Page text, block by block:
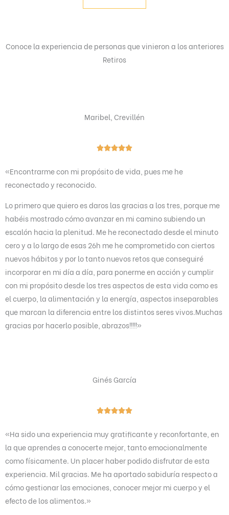
Conoce la experiencia de personas que vinieron a los anteriores
Retiros
Maribel, Crevillén
V
l
«Encontrarme con mi propósito de vida, pues me he
reconectado y reconocido.
Lo primero que quiero es daros las gracias a los tres, porque me
habéis mostrado cómo avanzar en mi camino subiendo un
escalón hacia la plenitud. Me he reconectado desde el minuto
cero y a lo largo de esas 26h me he comprometido con ciertos
nuevos hábitos y por lo tanto nuevos retos que conseguiré
incorporar en mi día a día, para ponerme en acción y cumplir
con mi propósito desde los tres aspectos de esta vida como es
el cuerpo, la alimentación y la energía, aspectos inseparables
que marcan la diferencia entre los distintos seres vivos.Muchas
gracias por hacerlo posible, abrazos!!!!!»
Ginés García
V
l
o
r
a
d
«Ha sido una experiencia muy gratificante y reconfortante, en
la que aprendes a conocerte mejor, tanto emocionalmente
como físicamente. Un placer haber podido disfrutar de esta
experiencia. Mil gracias. Me ha aportado sabiduría respecto a
cómo gestionar las emociones, conocer mejor mi cuerpo y el
efecto de los alimentos.»